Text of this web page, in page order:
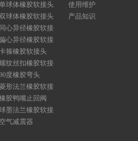
球体橡胶软接头
双球体橡胶软接头
同心异径橡胶软接
心异径橡胶软接
箍橡胶软接头
纹丝扣橡胶软接
度橡胶弯头
菱形法兰橡胶软接
胶鸭嘴止回阀
墨法兰橡胶软接
头
空气减震器
使用维护
产品知识